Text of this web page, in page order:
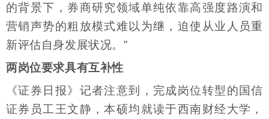
的背景下，券商研究领域单纯依靠高强度路演和
营销声势的粗放模式难以为继，迫使从业人员重
新评估自身发展状况。”
两岗位要求具有互补性
《证券日报》记者注意到，完成岗位转型的国信
证券员工王文静，本硕均就读于西南财经大学，